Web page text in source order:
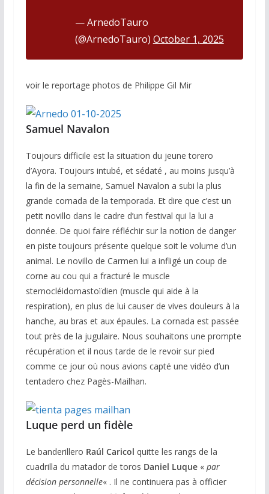
— ArnedoTauro
(@ArnedoTauro) October 1, 2025
voir le reportage photos de Philippe Gil Mir
Samuel Navalon
Toujours difficile est la situation du jeune torero
d’Ayora. Toujours intubé, et sédaté , au moins jusqu’à
la fin de la semaine, Samuel Navalon a subi la plus
grande cornada de la temporada. Et dire que c’est un
petit novillo dans le cadre d’un festival qui la lui a
donnée. De quoi faire réfléchir sur la notion de danger
en piste toujours présente quelque soit le volume d’un
animal. Le novillo de Carmen lui a infligé un coup de
corne au cou qui a fracturé le muscle
sternocléidomastoïdien (muscle qui aide à la
respiration), en plus de lui causer de vives douleurs à la
hanche, au bras et aux épaules. La cornada est passée
tout près de la jugulaire. Nous souhaitons une prompte
récupération et il nous tarde de le revoir sur pied
comme ce jour où nous avions capté une vidéo d’un
tentadero chez Pagès-Mailhan.
Luque perd un fidèle
Le banderillero Raúl Caricol quitte les rangs de la
cuadrilla du matador de toros Daniel Luque« par
décision personnelle« . Il ne continuera pas à officier